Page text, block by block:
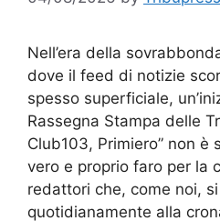
Nell’era della
dove il feed di notizie
spesso superficiale,
Rassegna Stampa delle
Club103, Primiero” non è
vero e proprio faro per la
redattori che, come noi,
quotidianamente alla